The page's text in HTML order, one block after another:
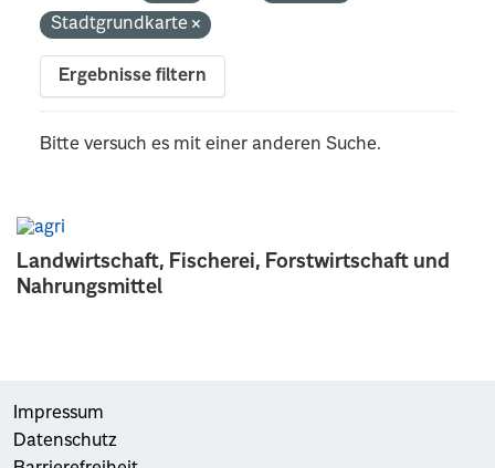
Landwirtschaft, Fischerei, Forstwirtschaft und
Nahrungsmittel
Stadtgrundkarte
Ergebnisse filtern
Bitte versuch es mit einer anderen Suche.
Impressum
Datenschutz